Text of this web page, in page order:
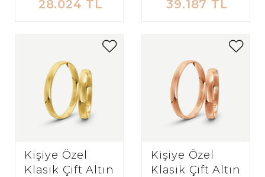
28.024 TL
39.187 TL
Kişiye Özel
Klasik Çift Altın
Kişiye Özel
Klasik Çift Altın